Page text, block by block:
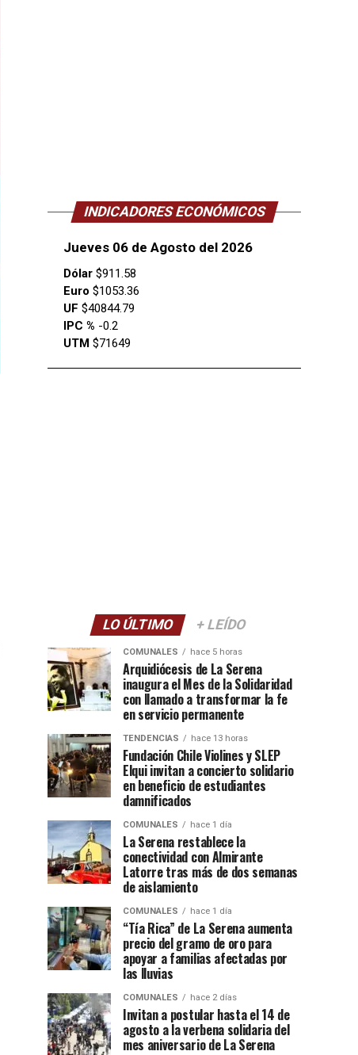
INDICADORES ECONÓMICOS
Jueves 06 de Agosto del 2026
Dólar $911.58
Euro $1053.36
UF $40844.79
IPC % -0.2
UTM $71649
LO ÚLTIMO + LEÍDO
COMUNALES hace 5 horas
Arquidiócesis de La Serena
inaugura el Mes de la Solidaridad
con llamado a transformar la fe
en servicio permanente
TENDENCIAS hace 13 horas
Fundación Chile Violines y SLEP
Elqui invitan a concierto solidario
en beneficio de estudiantes
damnificados
COMUNALES hace 1 día
La Serena restablece la
conectividad con Almirante
Latorre tras más de dos semanas
de aislamiento
COMUNALES hace 1 día
“Tía Rica” de La Serena aumenta
precio del gramo de oro para
apoyar a familias afectadas por
las lluvias
COMUNALES hace 2 días
Invitan a postular hasta el 14 de
agosto a la verbena solidaria del
mes aniversario de La Serena